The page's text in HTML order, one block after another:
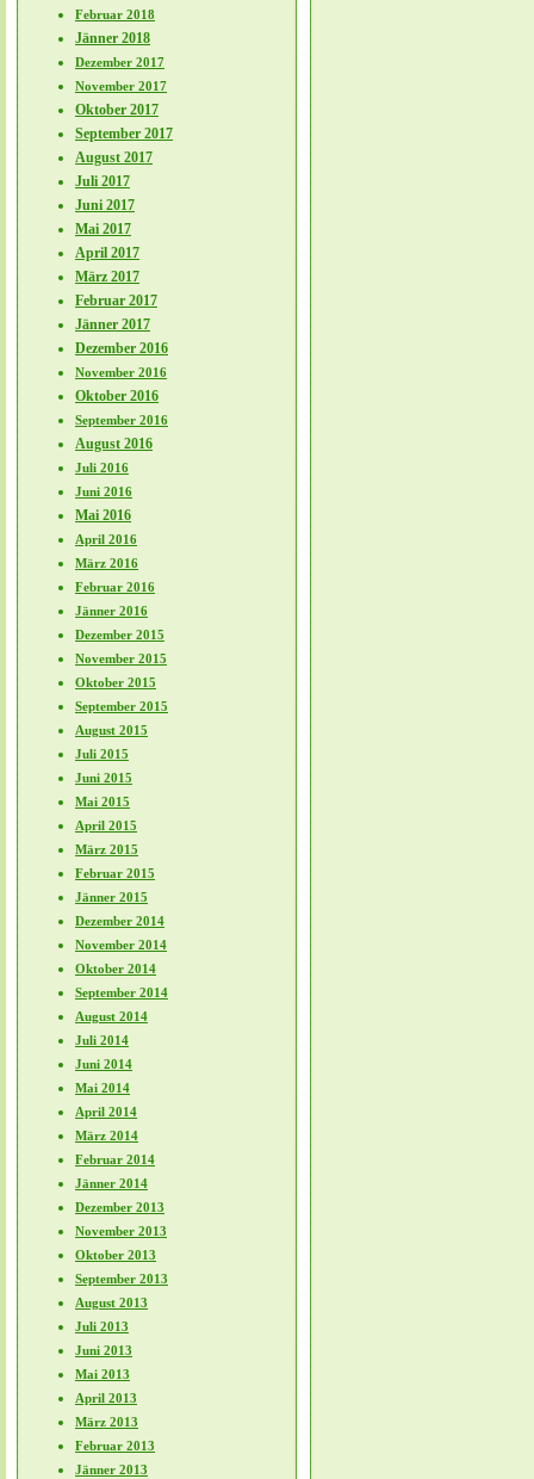
Februar 2018
Jänner 2018
Dezember 2017
November 2017
Oktober 2017
September 2017
August 2017
Juli 2017
Juni 2017
Mai 2017
April 2017
März 2017
Februar 2017
Jänner 2017
Dezember 2016
November 2016
Oktober 2016
September 2016
August 2016
Juli 2016
Juni 2016
Mai 2016
April 2016
März 2016
Februar 2016
Jänner 2016
Dezember 2015
November 2015
Oktober 2015
September 2015
August 2015
Juli 2015
Juni 2015
Mai 2015
April 2015
März 2015
Februar 2015
Jänner 2015
Dezember 2014
November 2014
Oktober 2014
September 2014
August 2014
Juli 2014
Juni 2014
Mai 2014
April 2014
März 2014
Februar 2014
Jänner 2014
Dezember 2013
November 2013
Oktober 2013
September 2013
August 2013
Juli 2013
Juni 2013
Mai 2013
April 2013
März 2013
Februar 2013
Jänner 2013